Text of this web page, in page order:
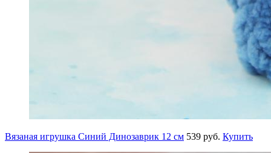
Вязаная игрушка Синий Динозаврик 12 см 539 руб. Купить